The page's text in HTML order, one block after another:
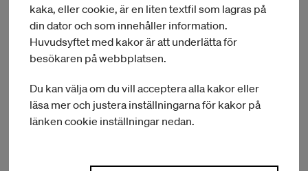
Land:USA
20 000 kr
Ärendenr:KN 2019/5125
Förnamn: Jack
kaka, eller cookie, är en liten textfil som lagras på
din dator och som innehåller information.
Huvudsyftet med kakor är att underlätta för
besökaren på webbplatsen.
Du kan välja om du vill acceptera alla kakor eller
läsa mer och justera inställningarna för kakor på
länken cookie inställningar nedan.